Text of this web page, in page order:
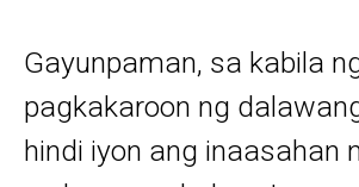
Gayunpaman, sa kabila
pagkakaroon ng
hindi iyon ang inaasahan